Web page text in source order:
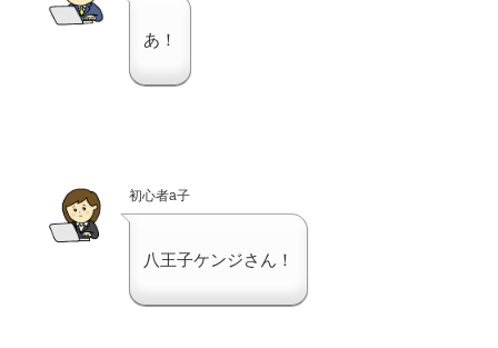
あ！
初心者a子
八王子ケンジさん！